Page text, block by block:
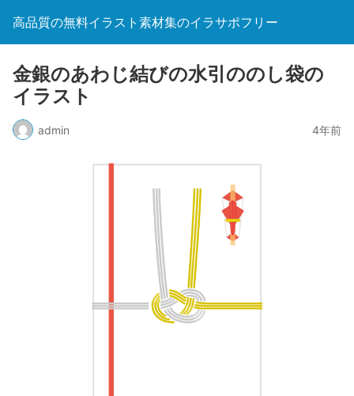
高品質の無料イラスト素材集のイラサポフリー
金銀のあわじ結びの水引ののし袋の
イラスト
admin 4年前